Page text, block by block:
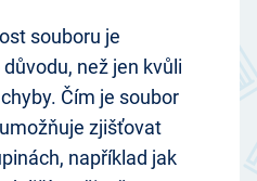
souboru je
než jen kvůli
Čím je soubor
zjišťovat
například jak